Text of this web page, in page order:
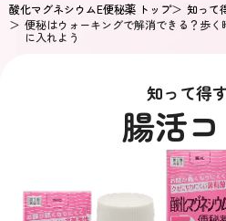
酸化マグネシウムE便秘薬 トップ
知って
便秘はウォーキングで解消できる？歩
に入れよう
知って得
腸活